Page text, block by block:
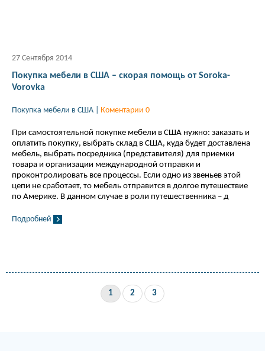
27 Сентября 2014
Покупка мебели в США – скорая помощь от Soroka-
Vorovka
Покупка мебели в США Коментарии 0
При самостоятельной покупке мебели в США нужно: заказать и
оплатить покупку, выбрать склад в США, куда будет доставлена
мебель, выбрать посредника (представителя) для приемки
товара и организации международной отправки и
проконтролировать все процессы. Если одно из звеньев этой
цепи не сработает, то мебель отправится в долгое путешествие
по Америке. В данном случае в роли путешественника – д
Подробней
1 2 3